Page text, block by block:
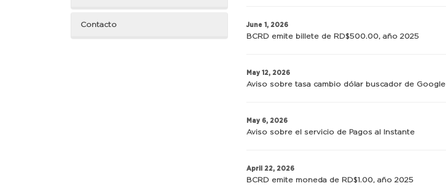
Contacto June 1, 2026
BCRD emite billete de RD$500.00, año 2025
May 12, 2026
Aviso sobre tasa cambio dólar buscador de Google
May 6, 2026
Aviso sobre el servicio de Pagos al Instante
April 22, 2026
BCRD emite moneda de RD$1.00, año 2025